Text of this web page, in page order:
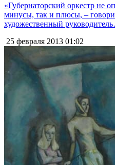
«Губернаторский оркестр не
минусы, так и плюсы, –
художественный
25 февраля 2013 01:02